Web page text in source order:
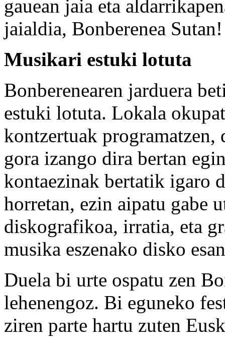
gauean jaia eta
jaialdia, Bonberenea Sutan!
Musikari estuki lotuta
Bonberenearen jarduera
estuki lotuta. Lokala
kontzertuak
gora izango dira bertan
kontaezinak bertatik igaro
horretan, ezin aipatu gabe
diskografikoa, irratia, eta
musika eszenako disko
Duela bi urte ospatu zen
lehenengoz. Bi eguneko
ziren parte hartu zuten